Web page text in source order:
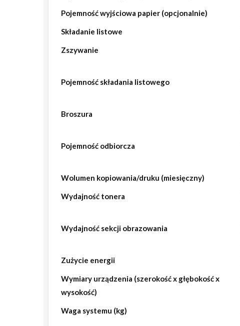
Pojemność wyjściowa papier (opcjonalnie)
Składanie listowe
Zszywanie
Pojemność składania listowego
Broszura
Pojemność odbiorcza
Wolumen kopiowania/druku (miesięczny)
Wydajność tonera
Wydajność sekcji obrazowania
Zużycie energii
Wymiary urządzenia (szerokość x głębokość x
wysokość)
Waga systemu (kg)